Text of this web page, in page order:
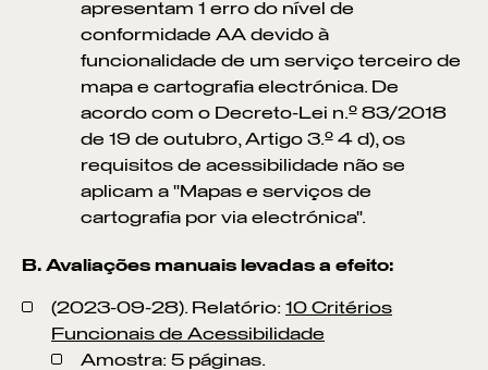
apresentam 1 erro do nível de
conformidade AA devido à
funcionalidade de um serviço terceiro de
mapa e cartografia electrónica. De
acordo com o Decreto-Lei n.º 83/2018
de 19 de outubro, Artigo 3.º 4 d), os
requisitos de acessibilidade não se
aplicam a "Mapas e serviços de
cartografia por via electrónica".
B. Avaliações manuais levadas a efeito:
(2023-09-28). Relatório: 10 Critérios
Funcionais de Acessibilidade
Amostra: 5 páginas.